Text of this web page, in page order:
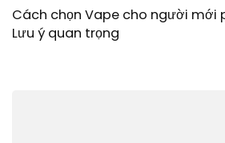
Cách chọn Vape cho người mới
Lưu ý quan trọng